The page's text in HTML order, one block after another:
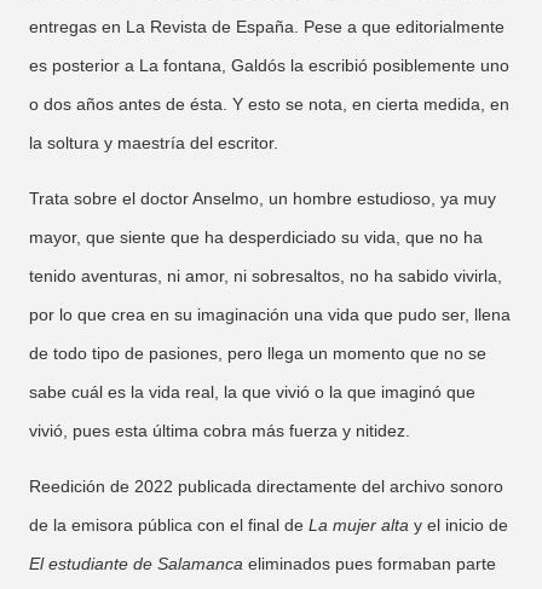
entregas en La Revista de España. Pese a que editorialmente
es posterior a La fontana, Galdós la escribió posiblemente uno
o dos años antes de ésta. Y esto se nota, en cierta medida, en
la soltura y maestría del escritor.
Trata sobre el doctor Anselmo, un hombre estudioso, ya muy
mayor, que siente que ha desperdiciado su vida, que no ha
tenido aventuras, ni amor, ni sobresaltos, no ha sabido vivirla,
por lo que crea en su imaginación una vida que pudo ser, llena
de todo tipo de pasiones, pero llega un momento que no se
sabe cuál es la vida real, la que vivió o la que imaginó que
vivió, pues esta última cobra más fuerza y nitidez.
Reedición de 2022 publicada directamente del archivo sonoro
de la emisora pública con el final de La mujer alta y el inicio de
El estudiante de Salamanca eliminados pues formaban parte